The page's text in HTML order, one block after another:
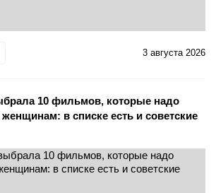
3 августа 2026
10 фильмов, которые надо
в списке есть и советские